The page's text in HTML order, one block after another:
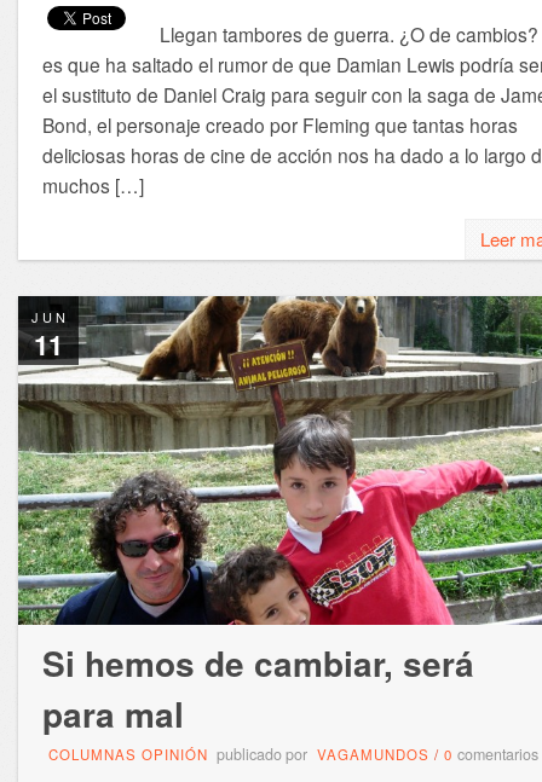
Llegan tambores de guerra. ¿O de cambios?
es que ha saltado el rumor de que Damian Lewis podría
el sustituto de Daniel Craig para seguir con la saga de
Bond, el personaje creado por Fleming que tantas horas
deliciosas horas de cine de acción nos ha dado a lo largo
muchos […]
Leer
JUN
11
Si hemos de cambiar, será
para mal
COLUMNAS OPINIÓN publicado por VAGAMUNDOS / 0 comentarios